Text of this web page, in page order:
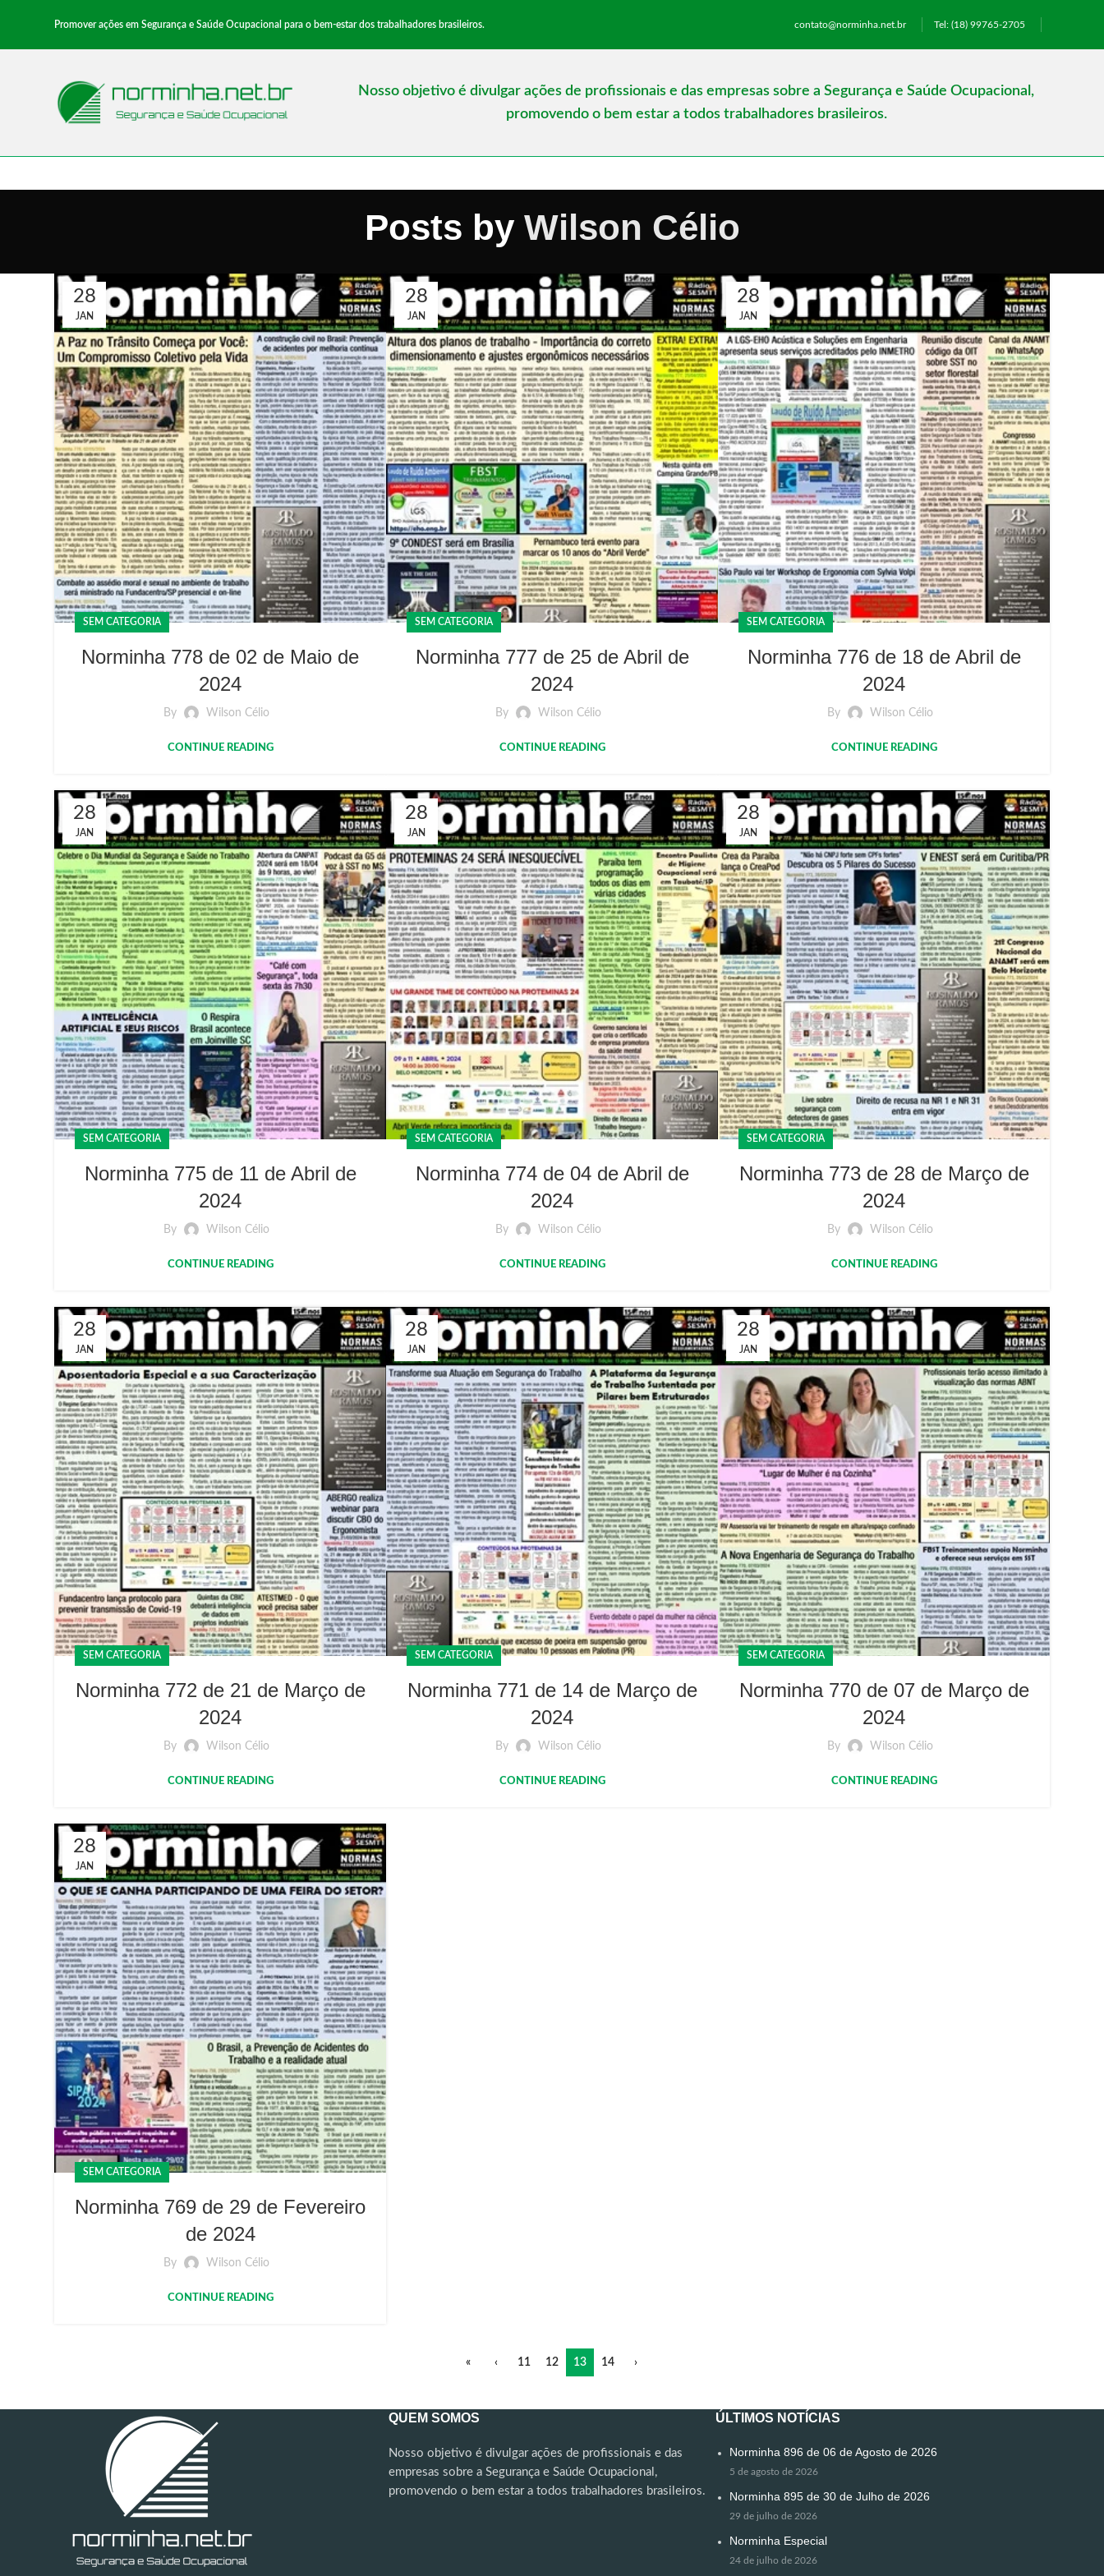
Promover ações em Segurança e Saúde Ocupacional para o bem-estar dos trabalhadores brasileiros. contato@norminha.net.br Tel: (18) 99765-2705
Nosso objetivo é divulgar ações de profissionais e das empresas sobre a Segurança e Saúde Ocupacional,
promovendo o bem estar a todos trabalhadores brasileiros.
Posts by Wilson Célio
28
JAN
SEM CATEGORIA
Norminha 778 de 02 de Maio de
2024
By Wilson Célio
CONTINUE READING
28
JAN
SEM CATEGORIA
Norminha 777 de 25 de Abril de
2024
By Wilson Célio
CONTINUE READING
28
JAN
SEM CATEGORIA
Norminha 776 de 18 de Abril de
2024
By Wilson Célio
CONTINUE READING
28
JAN
SEM CATEGORIA
Norminha 775 de 11 de Abril de
2024
By Wilson Célio
CONTINUE READING
28
JAN
SEM CATEGORIA
Norminha 774 de 04 de Abril de
2024
By Wilson Célio
CONTINUE READING
28
JAN
SEM CATEGORIA
Norminha 773 de 28 de Março de
2024
By Wilson Célio
CONTINUE READING
28
JAN
SEM CATEGORIA
Norminha 772 de 21 de Março de
2024
By Wilson Célio
CONTINUE READING
28
JAN
SEM CATEGORIA
Norminha 771 de 14 de Março de
2024
By Wilson Célio
CONTINUE READING
28
JAN
SEM CATEGORIA
Norminha 770 de 07 de Março de
2024
By Wilson Célio
CONTINUE READING
28
JAN
SEM CATEGORIA
Norminha 769 de 29 de Fevereiro
de 2024
By Wilson Célio
CONTINUE READING
« ‹ 11 12 13 14 ›
QUEM SOMOS
Nosso objetivo é divulgar ações de profissionais e das
empresas sobre a Segurança e Saúde Ocupacional,
promovendo o bem estar a todos trabalhadores brasileiros.
ÚLTIMOS NOTÍCIAS
Norminha 896 de 06 de Agosto de 2026
5 de agosto de 2026
Norminha 895 de 30 de Julho de 2026
29 de julho de 2026
Norminha Especial
24 de julho de 2026